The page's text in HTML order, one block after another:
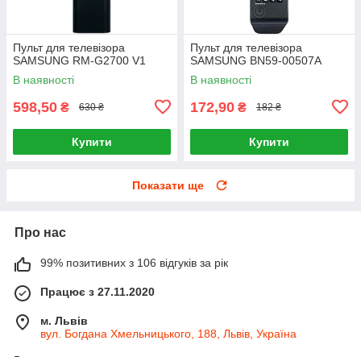
Пульт для телевізора
SAMSUNG RM-G2700 V1
В наявності
598,50 ₴ 630 ₴
Купити
Пульт для телевізора
SAMSUNG BN59-00507A
В наявності
172,90 ₴ 182 ₴
Купити
Показати ще
Про нас
99% позитивних з 106 відгуків за рік
Працює з 27.11.2020
м. Львів
вул. Богдана Хмельницького, 188, Львів, Україна